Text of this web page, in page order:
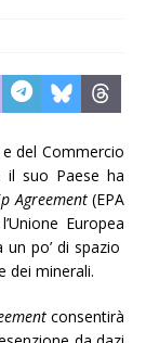
del Commercio
il suo Paese ha
Agreement(EPA
Europea
po’ di spazio
dei minerali.
consentirà